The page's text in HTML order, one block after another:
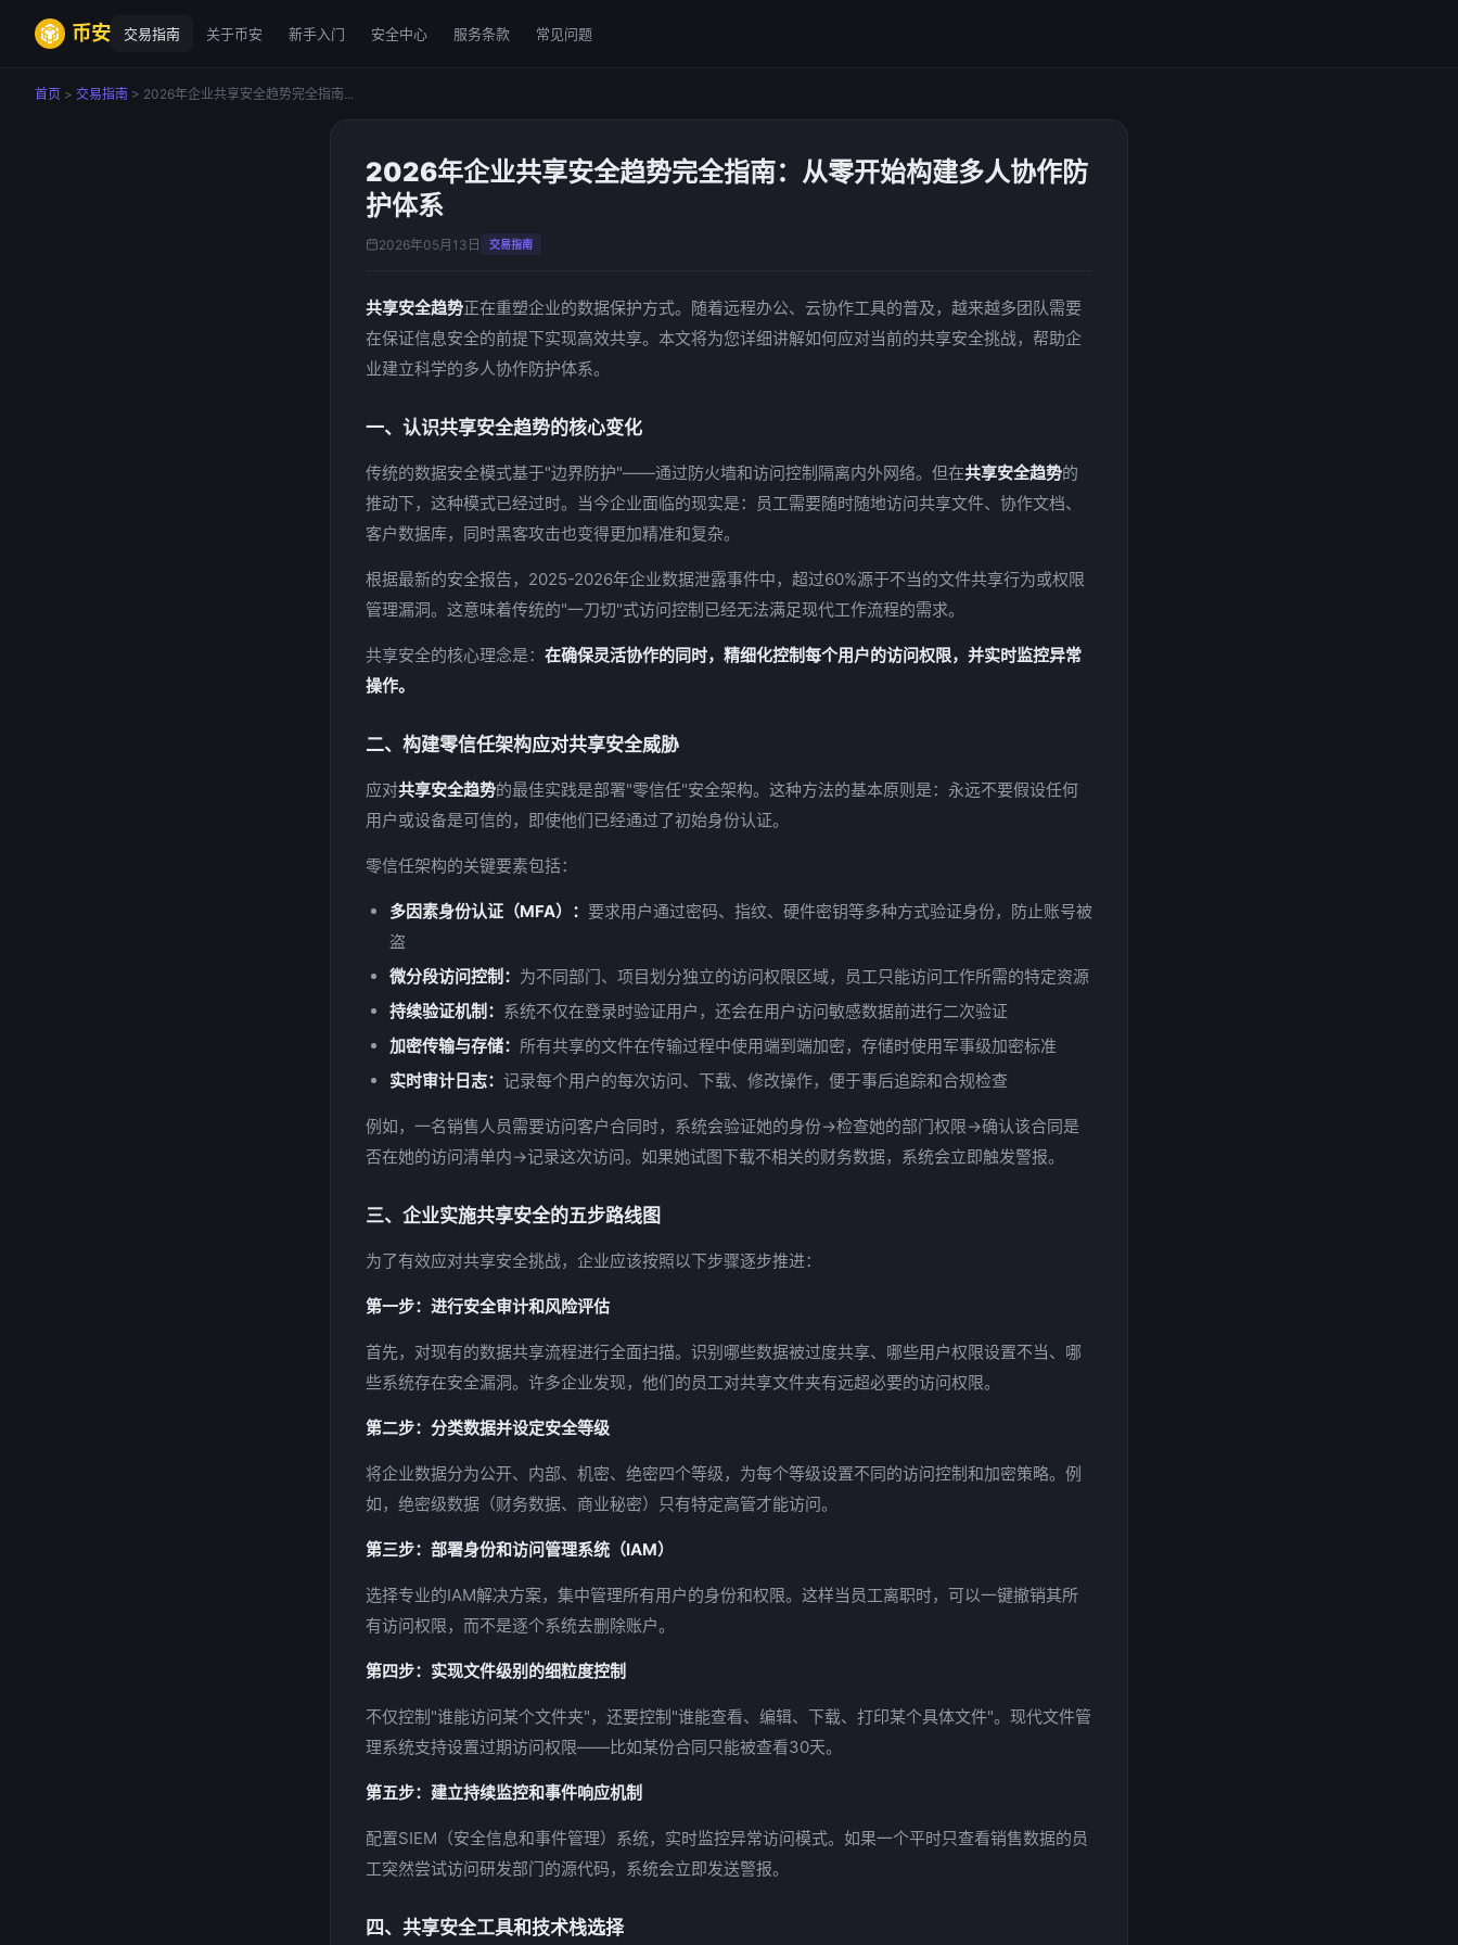
币安 交易指南 关于币安 新手入门 安全中心 服务条款 常见问题
首页 > 交易指南 > 2026年企业共享安全趋势完全指南...
2026年企业共享安全趋势完全指南：从零开始构建多人协作防
护体系
2026年05月13日 交易指南
共享安全趋势正在重塑企业的数据保护方式。随着远程办公、云协作工具的普及，越来越多团队需要
在保证信息安全的前提下实现高效共享。本文将为您详细讲解如何应对当前的共享安全挑战，帮助企
业建立科学的多人协作防护体系。
一、认识共享安全趋势的核心变化
传统的数据安全模式基于"边界防护"——通过防火墙和访问控制隔离内外网络。但在共享安全趋势的
推动下，这种模式已经过时。当今企业面临的现实是：员工需要随时随地访问共享文件、协作文档、
客户数据库，同时黑客攻击也变得更加精准和复杂。
根据最新的安全报告，2025-2026年企业数据泄露事件中，超过60%源于不当的文件共享行为或权限
管理漏洞。这意味着传统的"一刀切"式访问控制已经无法满足现代工作流程的需求。
共享安全的核心理念是： 在确保灵活协作的同时，精细化控制每个用户的访问权限，并实时监控异常
操作。
二、构建零信任架构应对共享安全威胁
应对共享安全趋势的最佳实践是部署"零信任"安全架构。这种方法的基本原则是：永远不要假设任何
用户或设备是可信的，即使他们已经通过了初始身份认证。
零信任架构的关键要素包括：
多因素身份认证（MFA）： 要求用户通过密码、指纹、硬件密钥等多种方式验证身份，防止账号被
盗
微分段访问控制： 为不同部门、项目划分独立的访问权限区域，员工只能访问工作所需的特定资源
持续验证机制： 系统不仅在登录时验证用户，还会在用户访问敏感数据前进行二次验证
加密传输与存储： 所有共享的文件在传输过程中使用端到端加密，存储时使用军事级加密标准
实时审计日志： 记录每个用户的每次访问、下载、修改操作，便于事后追踪和合规检查
例如，一名销售人员需要访问客户合同时，系统会验证她的身份→检查她的部门权限→确认该合同是
否在她的访问清单内→记录这次访问。如果她试图下载不相关的财务数据，系统会立即触发警报。
三、企业实施共享安全的五步路线图
为了有效应对共享安全挑战，企业应该按照以下步骤逐步推进：
第一步：进行安全审计和风险评估
首先，对现有的数据共享流程进行全面扫描。识别哪些数据被过度共享、哪些用户权限设置不当、哪
些系统存在安全漏洞。许多企业发现，他们的员工对共享文件夹有远超必要的访问权限。
第二步：分类数据并设定安全等级
将企业数据分为公开、内部、机密、绝密四个等级，为每个等级设置不同的访问控制和加密策略。例
如，绝密级数据（财务数据、商业秘密）只有特定高管才能访问。
第三步：部署身份和访问管理系统（IAM）
选择专业的IAM解决方案，集中管理所有用户的身份和权限。这样当员工离职时，可以一键撤销其所
有访问权限，而不是逐个系统去删除账户。
第四步：实现文件级别的细粒度控制
不仅控制"谁能访问某个文件夹"，还要控制"谁能查看、编辑、下载、打印某个具体文件"。现代文件管
理系统支持设置过期访问权限——比如某份合同只能被查看30天。
第五步：建立持续监控和事件响应机制
配置SIEM（安全信息和事件管理）系统，实时监控异常访问模式。如果一个平时只查看销售数据的员
工突然尝试访问研发部门的源代码，系统会立即发送警报。
四、共享安全工具和技术栈选择